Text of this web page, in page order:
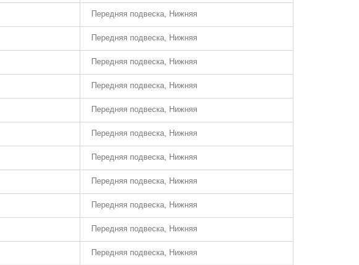
Передняя подвеска, Нижняя
Передняя подвеска, Нижняя
Передняя подвеска, Нижняя
Передняя подвеска, Нижняя
Передняя подвеска, Нижняя
Передняя подвеска, Нижняя
Передняя подвеска, Нижняя
Передняя подвеска, Нижняя
Передняя подвеска, Нижняя
Передняя подвеска, Нижняя
Передняя подвеска, Нижняя